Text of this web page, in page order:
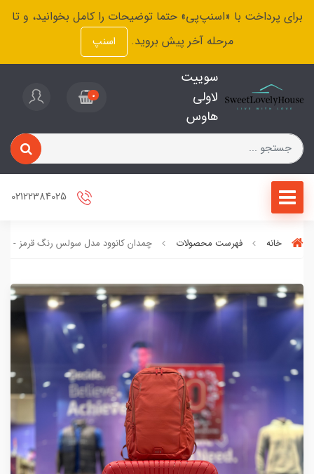
برای پرداخت با «اسنپ‌پی» حتما توضیحات را کامل بخوانید، و تا
مرحله آخر پیش بروید.
اسنپ
سوییت
لاولی
هاوس
0
خانه فهرست محصولات چمدان کانوود مدل سولس رنگ قرمز -